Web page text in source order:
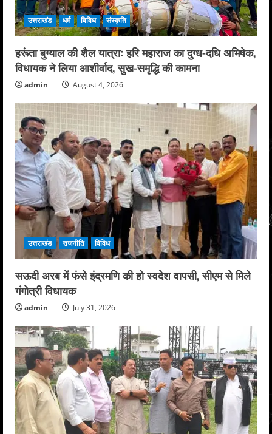
उत्तराखंड धर्म विविध संस्कृति
हरूंता बुग्याल की शैल यात्रा: हरि महाराज का दुग्ध-दधि अभिषेक,
विधायक ने लिया आशीर्वाद, सुख-समृद्धि की कामना
admin August 4, 2026
उत्तराखंड राजनीति विविध
सऊदी अरब में फंसे इंद्रमणि की हो स्वदेश वापसी, सीएम से मिले
गंगोत्री विधायक
admin July 31, 2026